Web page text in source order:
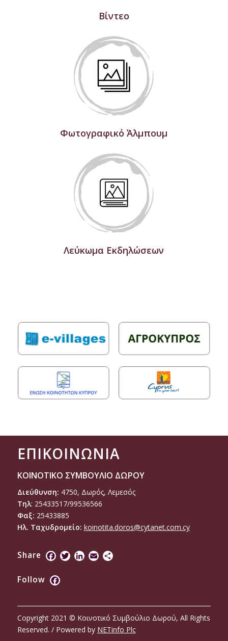
Βίντεο
Φωτογραφικό Άλμπουμ
Λεύκωμα Εκδηλώσεων
ΕΠΙΚΟΙΝΩΝΙΑ
ΚΟΙΝΟΤΙΚΟ ΣΥΜΒΟΥΛΙΟ ΔΩΡΟΥ
Διεύθυνση: 4750, Δωρός, Λεμεσός
Τηλ: 25433517/99536566
Φαξ: 25433885
Ηλ. Ταχυδρομείο: koinotita.doros@cytanet.com.cy
Share Facebook
TwitterLinkedIn
EmailShare
Follow Facebook
Copyright 2021 © Κοινοτικό Συμβούλιο Δωρού, All Rights
Reserved. / Powered by NETinfo Plc